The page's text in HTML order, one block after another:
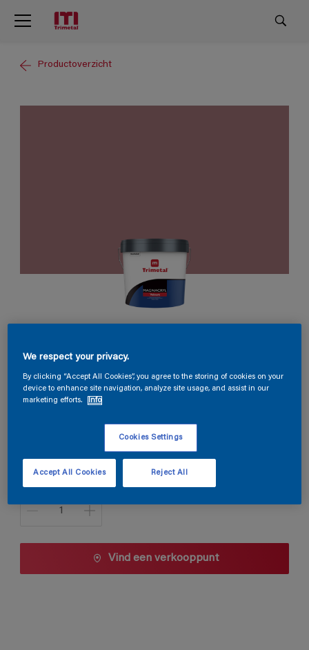
Productoverzicht
A8.15.50
1 L
Vind een verkooppunt
We respect your privacy.
By clicking “Accept All Cookies”, you agree to the storing of cookies on your
device to enhance site navigation, analyze site usage, and assist in our
marketing efforts.
Info
Cookies Settings
Reject All
Accept All Cookies